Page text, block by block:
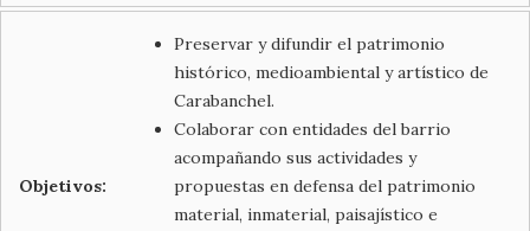
Objetivos:
Preservar y difundir el patrimonio
histórico, medioambiental y artístico de
Carabanchel.
Colaborar con entidades del barrio
acompañando sus actividades y
propuestas en defensa del patrimonio
material, inmaterial, paisajístico e